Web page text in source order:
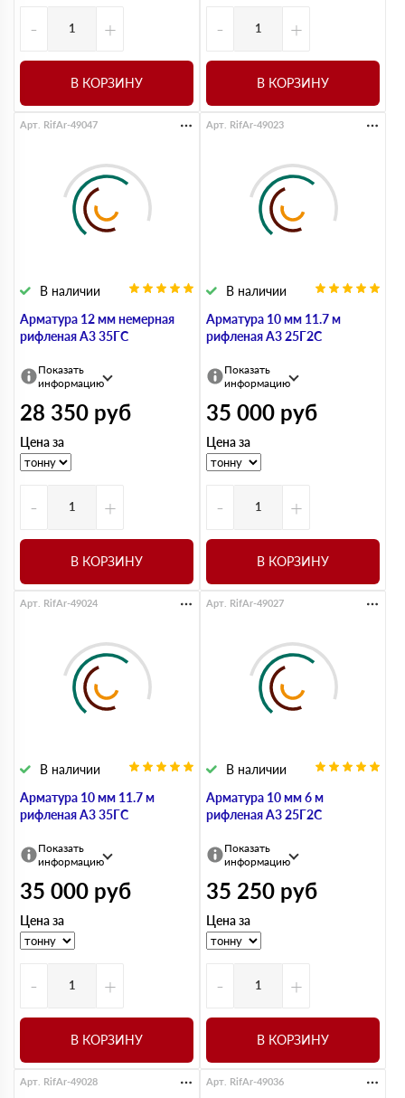
- +
В КОРЗИНУ
- +
В КОРЗИНУ
Арматура 12 мм немерная
рифленая А3 35ГС
В наличии
Арт. RifAr-49047
Показать
информацию
28 350 руб
Цена за
- +
В КОРЗИНУ
Арматура 10 мм 11.7 м
рифленая А3 25Г2С
В наличии
Арт. RifAr-49023
Показать
информацию
35 000 руб
Цена за
- +
В КОРЗИНУ
Арматура 10 мм 11.7 м
рифленая А3 35ГС
В наличии
Арт. RifAr-49024
Показать
информацию
35 000 руб
Цена за
- +
В КОРЗИНУ
Арматура 10 мм 6 м
рифленая А3 25Г2С
В наличии
Арт. RifAr-49027
Показать
информацию
35 250 руб
Цена за
- +
В КОРЗИНУ
Арт. RifAr-49028 Арт. RifAr-49036